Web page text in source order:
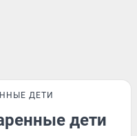
ДЕТИ
дети